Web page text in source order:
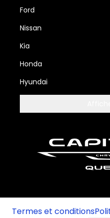
Ford
Nissan
Kia
Honda
Hyundai
Termes et conditions